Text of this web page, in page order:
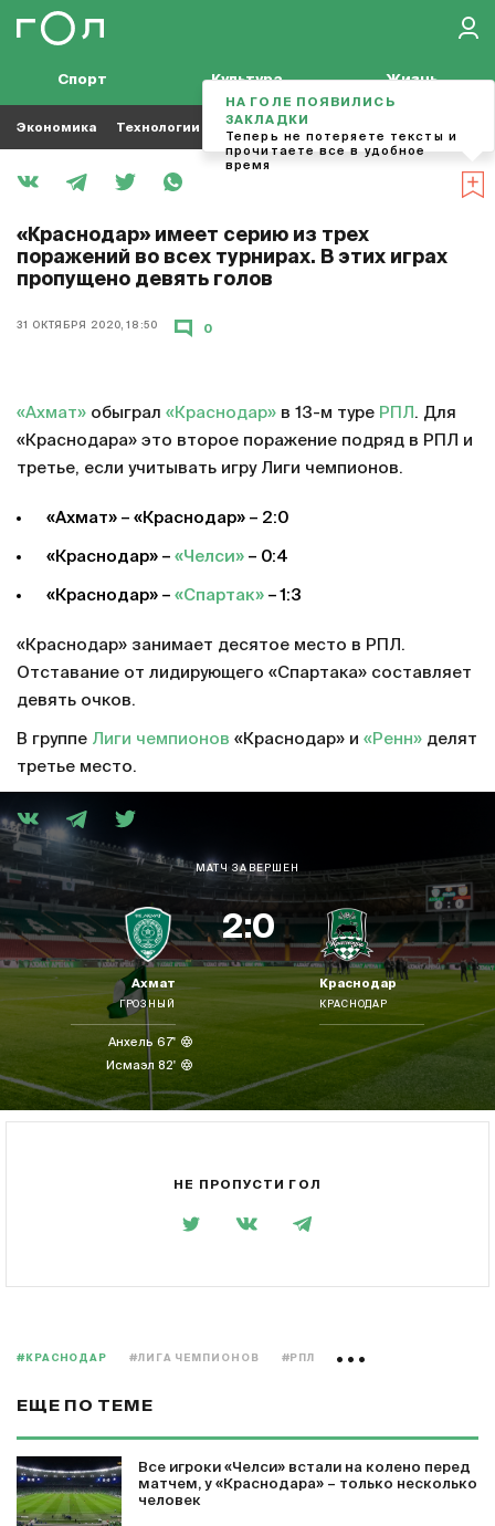
Спорт Культура Жизнь
Экономика Технологии Кино Футбол
«Краснодар» имеет серию из трех
поражений во всех турнирах. В этих играх
пропущено девять голов
31 ОКТЯБРЯ 2020, 18:50 0
«Ахмат» обыграл «Краснодар» в 13-м туре РПЛ . Для
«Краснодара» это второе поражение подряд в РПЛ и
третье, если учитывать игру Лиги чемпионов.
«Ахмат» – «Краснодар» – 2:0
«Краснодар» – «Челси» – 0:4
«Краснодар» – «Спартак» – 1:3
«Краснодар» занимает десятое место в РПЛ.
Отставание от лидирующего «Спартака» составляет
девять очков.
В группе Лиги чемпионов «Краснодар» и «Ренн» делят
третье место.
МАТЧ ЗАВЕРШЕН
Ахмат
ГРОЗНЫЙ
Анхель 67'
Исмаэл 82'
2:0
Краснодар
КРАСНОДАР
НЕ ПРОПУСТИ ГОЛ
#КРАСНОДАР #ЛИГА ЧЕМПИОНОВ #РПЛ
ЕЩЕ ПО ТЕМЕ
Все игроки «Челси» встали на колено перед
матчем, у «Краснодара» – только несколько
человек
НА ГОЛЕ ПОЯВИЛИСЬ
ЗАКЛАДКИ
Теперь не потеряете тексты и
прочитаете все в удобное
время